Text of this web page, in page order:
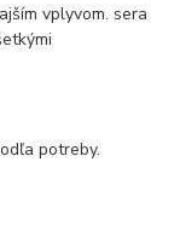
vplyvom. sera
potreby.